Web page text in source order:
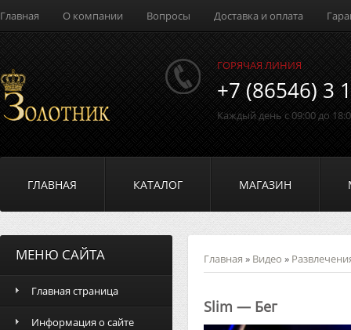
Главная О компании Вопросы Доставка и оплата
ГОРЯЧАЯ ЛИНИЯ
+7 (86546) 3
Каждый день с 09:00 до
ГЛАВНАЯ КАТАЛОГ МАГАЗИН
МЕНЮ САЙТА
Главная страница
Информация о сайте
Главная » Видео »
Slim — Бег